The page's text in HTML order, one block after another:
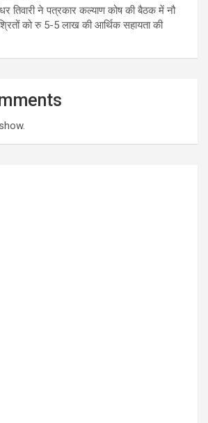
तिवारी ने पत्रकार कल्याण कोष की बैठक में नौ
को रु 5-5 लाख की आर्थिक सहायता की